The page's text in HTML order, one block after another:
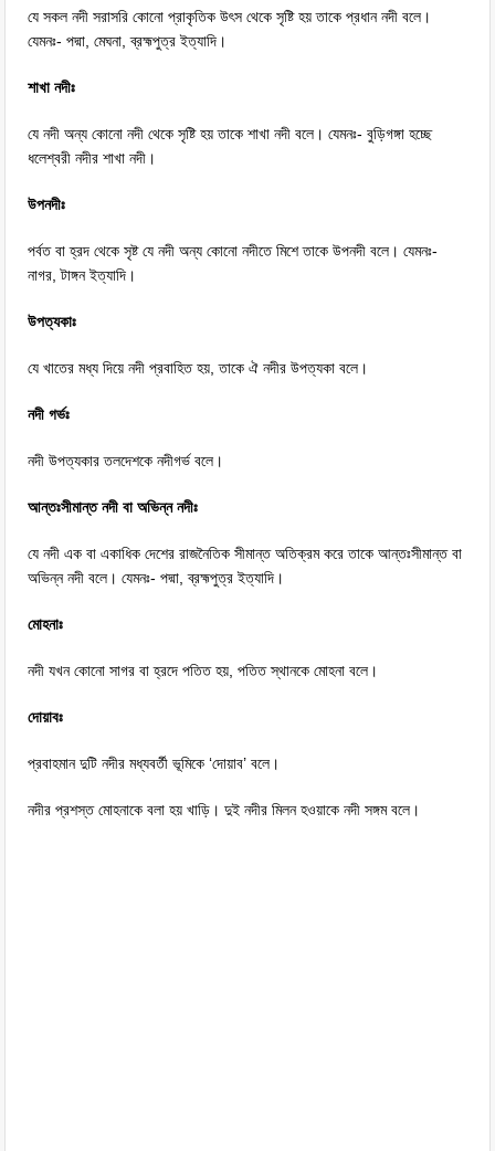
যে সকল নদী সরাসরি কোনো প্রাকৃতিক উৎস থেকে সৃষ্টি হয় তাকে প্রধান নদী বলে।
যেমনঃ- পদ্মা, মেঘনা, ব্রহ্মপুত্র ইত্যাদি।
শাখা নদীঃ
যে নদী অন্য কোনো নদী থেকে সৃষ্টি হয় তাকে শাখা নদী বলে। যেমনঃ- বুড়িগঙ্গা হচ্ছে
ধলেশ্বরী নদীর শাখা নদী।
উপনদীঃ
পর্বত বা হ্রদ থেকে সৃষ্ট যে নদী অন্য কোনো নদীতে মিশে তাকে উপনদী বলে। যেমনঃ-
নাগর, টাঙ্গন ইত্যাদি।
উপত্যকাঃ
যে খাতের মধ্য দিয়ে নদী প্রবাহিত হয়, তাকে ঐ নদীর উপত্যকা বলে।
নদী গর্ভঃ
নদী উপত্যকার তলদেশকে নদীগর্ভ বলে।
আন্তঃসীমান্ত নদী বা অভিন্ন নদীঃ
যে নদী এক বা একাধিক দেশের রাজনৈতিক সীমান্ত অতিক্রম করে তাকে আন্তঃসীমান্ত বা
অভিন্ন নদী বলে। যেমনঃ- পদ্মা, ব্রহ্মপুত্র ইত্যাদি।
মোহনাঃ
নদী যখন কোনো সাগর বা হ্রদে পতিত হয়, পতিত স্থানকে মোহনা বলে।
দোয়াবঃ
প্রবাহমান দুটি নদীর মধ্যবর্তী ভূমিকে ‘দোয়াব’ বলে।
নদীর প্রশস্ত মোহনাকে বলা হয় খাড়ি। দুই নদীর মিলন হওয়াকে নদী সঙ্গম বলে।